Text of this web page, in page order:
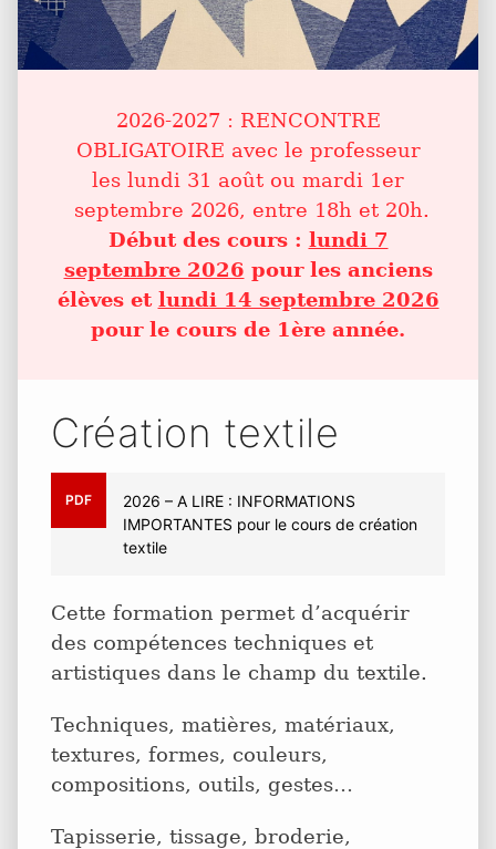
2026-2027 : RENCONTRE
OBLIGATOIRE avec le professeur
les lundi 31 août ou mardi 1er
septembre 2026, entre 18h et 20h.
Début des cours : lundi 7
septembre 2026 pour les anciens
élèves et lundi 14 septembre 2026
pour le cours de 1ère année.
Création textile
PDF
2026 – A LIRE : INFORMATIONS
IMPORTANTES pour le cours de création
textile
Cette formation permet d’acquérir
des compétences techniques et
artistiques dans le champ du textile.
Techniques, matières, matériaux,
textures, formes, couleurs,
compositions, outils, gestes…
Tapisserie, tissage, broderie,